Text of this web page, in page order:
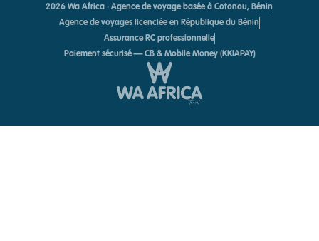
2026 Wa Africa · Agence de voyage basée à Cotonou, Bénin
Agence de voyages licenciée en République du Bénin
Assurance RC professionnelle
Paiement sécurisé — CB & Mobile Money (KKIAPAY)